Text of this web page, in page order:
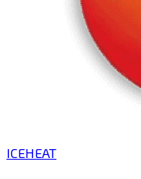
ICEHEAT